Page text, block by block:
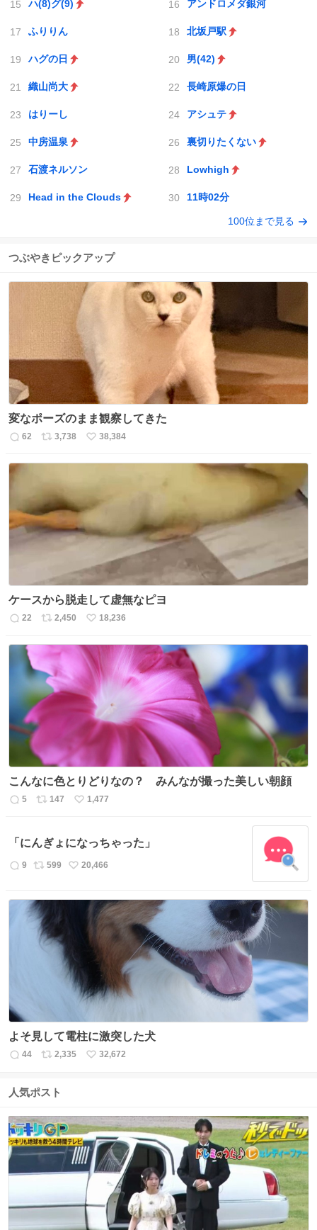
ハ(8)グ(9) アンドロメダ銀河
ふりりん 北坂戸駅
ハグの日 男(42)
織山尚大 長崎原爆の日
はりーし アシュテ
中房温泉 裏切りたくない
石渡ネルソン Lowhigh
Head in the Clouds 11時02分
100位まで見る
つぶやきピックアップ
変なポーズのまま観察してきた
返
数
62
リ
数
3,738
い
38,384
ケースから脱走して虚無なピヨ
返
22
リ
ト
数
2,450
い
ね
数
18,236
こんなに色とりどりなの？ みんなが撮った美しい朝顔
返
数
5
リ
ス
ト
数
147
い
ね
数
1,477
「にんぎょになっちゃった」
返
数
9
リ
ス
ト
数
599
い
ね
20,466
よそ見して電柱に激突した犬
返
数
44
リ
ス
数
2,335
い
32,672
人気ポスト